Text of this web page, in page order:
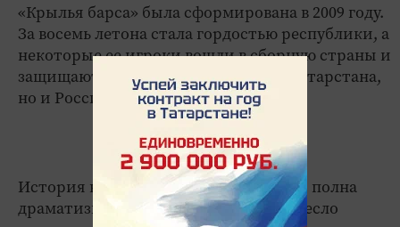
«Крылья барса» была сформирована в 2009 году.
За восемь летона стала гордостью республики, а
некоторые ее игроки вошли в сборную страны и
защищают сегодня не только честь Татарстана,
но и России.
История каждого участника команды полна
драматизма. Андрея в инвалидное кресло